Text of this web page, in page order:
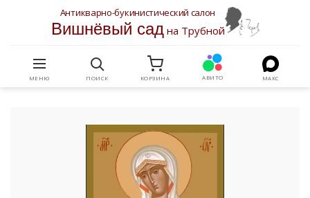
Антикварно-букинистический салон
Вишнёвый садна Трубной
МЕНЮ ПОИСК КОРЗИНА АВИТО МАКС